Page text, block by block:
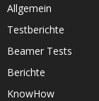
Allgemein
Testberichte
Beamer Tests
Berichte
KnowHow